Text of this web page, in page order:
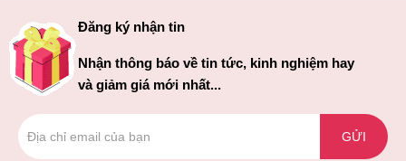
Đăng ký nhận tin
Nhận thông báo về tin tức, kinh nghiệm hay
và giảm giá mới nhất...
GỬI